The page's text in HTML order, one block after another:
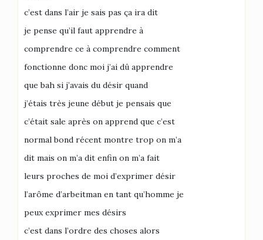
c’est dans l’air je sais pas ça ira dit
je pense qu’il faut apprendre à
comprendre ce à comprendre comment
fonctionne donc moi j’ai dû apprendre
que bah si j’avais du désir quand
j’étais très jeune début je pensais que
c’était sale après on apprend que c’est
normal bond récent montre trop on m’a
dit mais on m’a dit enfin on m’a fait
leurs proches de moi d’exprimer désir
l’arôme d’arbeitman en tant qu’homme je
peux exprimer mes désirs
c’est dans l’ordre des choses alors